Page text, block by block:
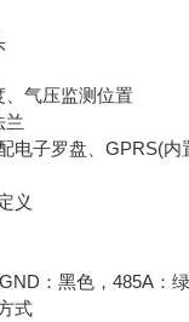
气压监测位置
子罗盘、GPRS(内
义
：黑色，485A：绿
式